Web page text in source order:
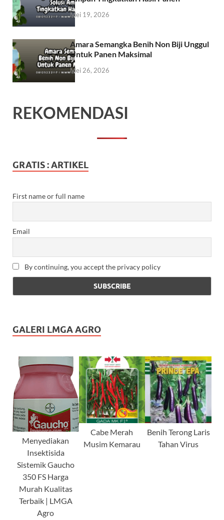
Mei 19, 2026
Amara Semangka Benih Non Biji Unggul
Untuk Panen Maksimal
Mei 26, 2026
REKOMENDASI
GRATIS : ARTIKEL
First name or full name
Email
By continuing, you accept the privacy policy
GALERI LMGA AGRO
Menyediakan
Insektisida
Sistemik Gaucho
350 FS Harga
Murah Kualitas
Terbaik | LMGA
Agro
Cabe Merah
Musim Kemarau
Benih Terong Laris
Tahan Virus